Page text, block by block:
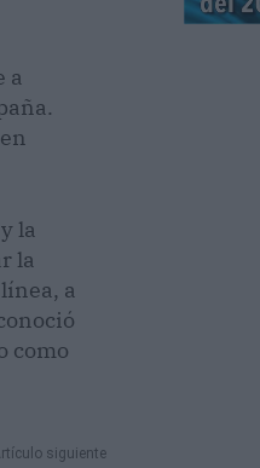
a
la
la
a
como
siguiente